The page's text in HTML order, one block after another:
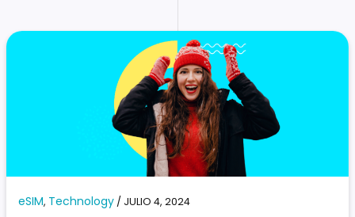
eSIM, Technology / JULIO 4, 2024